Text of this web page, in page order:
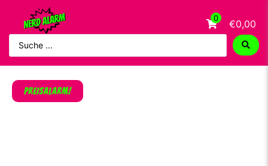
0 €0,00
PREISALARM!